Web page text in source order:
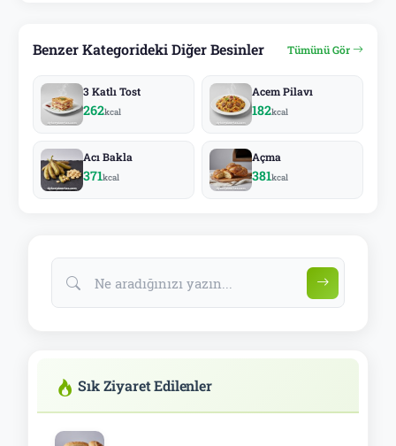
Benzer Kategorideki Diğer Besinler Tümünü Gör
3 Katlı Tost
262kcal
Acem Pilavı
182kcal
Acı Bakla
371kcal
Açma
381kcal
Sık Ziyaret Edilenler